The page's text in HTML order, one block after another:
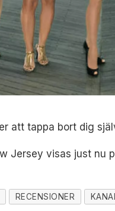
att tappa bort dig
Jersey visas just nu
RECENSIONER